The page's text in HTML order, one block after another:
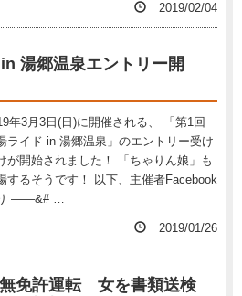
2019/02/04
湯郷温泉エントリー開
年3月3日(日)に開催される、 「第1回
ライド in 湯郷温泉」のエントリー受け
が開始されました！ 「ちゃりん娘」も
するそうです！ 以下、主催者Facebook
——&# …
2019/01/26
免許運転 女を書類送検